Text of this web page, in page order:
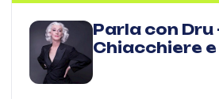
Parla con Dru
Chiacchiere